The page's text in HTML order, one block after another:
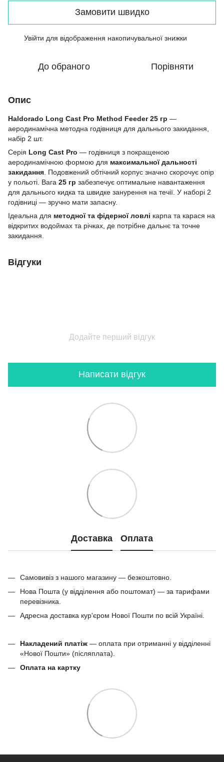
Замовити швидко
Увійти для відображення накопичувальної знижки
До обраного Порівняти
Опис
Haldorado Long Cast Pro Method Feeder 25 гр —
аеродинамiчна методна годiвниця для дальнього закидання,
набiр 2 шт.
Серiя Long Cast Pro — годiвниця з покращеною
аеродинамiчною формою для максимальної дальностi
закидання . Подовжений обтiчний корпус значно скорочує опiр
у польотi. Вага 25 гр забезпечує оптимальне навантаження
для дальнього кидка та швидке занурення на течiї. У наборi 2
годiвницi — зручно мати запасну.
Iдеальна для методної та фiдерної ловлi карпа та карася на
вiдкритих водоймах та рiчках, де потрiбне дальнє та точне
закидання.
Відгуки
Додайте перший відгук
Написати відгук
Доставка Оплата
Самовивіз з нашого магазину — безкоштовно.
Нова Пошта (у відділення або поштомат) — за тарифами
перевізника.
Адресна доставка кур'єром Нової Пошти по всій Україні.
Накладений платіж — оплата при отриманні у відділенні
«Нової Пошти» (післяплата).
Оплата на картку